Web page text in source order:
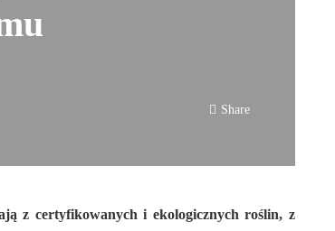
Share
z certyfikowanych i ekologicznych roślin, z